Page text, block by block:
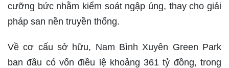
cưỡng bức nhằm kiểm soát ngập úng, thay cho giải
pháp san nền truyền thống.
Về cơ cấu sở hữu, Nam Bình Xuyên Green Park
ban đầu có vốn điều lệ khoảng 361 tỷ đồng, trong